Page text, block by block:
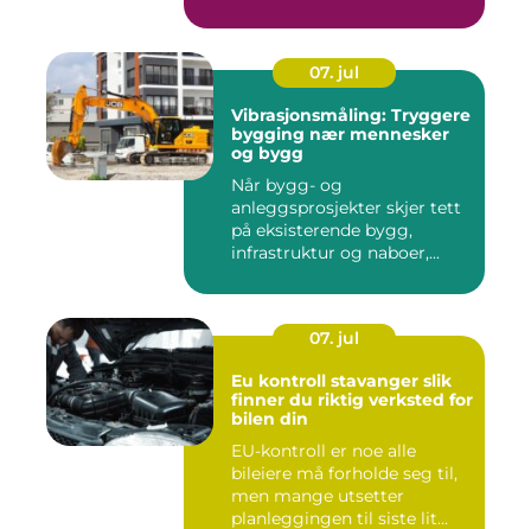
07. jul
Vibrasjonsmåling: Tryggere
bygging nær mennesker
og bygg
Når bygg- og
anleggsprosjekter skjer tett
på eksisterende bygg,
infrastruktur og naboer,...
07. jul
Eu kontroll stavanger slik
finner du riktig verksted for
bilen din
EU-kontroll er noe alle
bileiere må forholde seg til,
men mange utsetter
planleggingen til siste lit...